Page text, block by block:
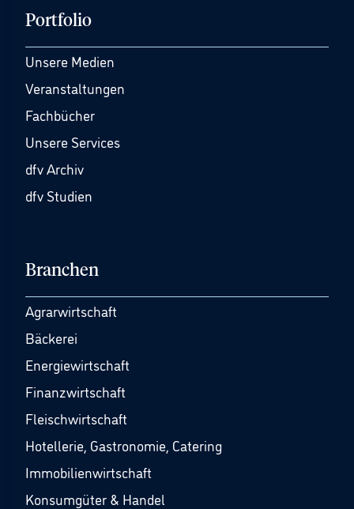
Portfolio
Unsere Medien
Veranstaltungen
Fachbücher
Unsere Services
dfv Archiv
dfv Studien
Branchen
Agrarwirtschaft
Bäckerei
Energiewirtschaft
Finanzwirtschaft
Fleischwirtschaft
Hotellerie, Gastronomie, Catering
Immobilienwirtschaft
Konsumgüter & Handel